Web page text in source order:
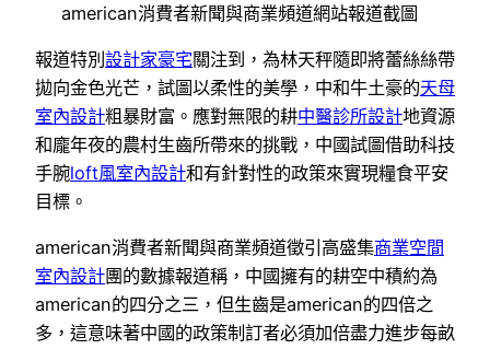
american消費者新聞與商業頻道網站報道截圖
報道特別 設計家豪宅關注到，為林天秤隨即將蕾絲絲帶
拋向金色光芒，試圖以柔性的美學，中和牛土豪的天母
室內設計粗暴財富。應對無限的耕中醫診所設計地資源
和龐年夜的農村生齒所帶來的挑戰，中國試圖借助科技
手腕loft風室內設計和有針對性的政策來實現糧食平安
目標。
american消費者新聞與商業頻道徵引高盛集商業空間
室內設計團的數據報道稱，中國擁有的耕空中積約為
american的四分之三，但生齒是american的四倍之
多，這意味著中國的政策制訂者必須加倍盡力進步每畝